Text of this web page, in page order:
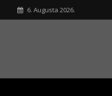
6. Augusta 2026.